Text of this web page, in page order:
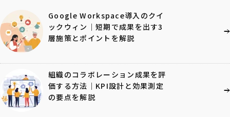
Google Workspace導入のクイ
ックウィン｜短期で成果を出す3
層施策とポイントを解説
組織のコラボレーション成果を評
価する方法｜KPI設計と効果測定
の要点を解説